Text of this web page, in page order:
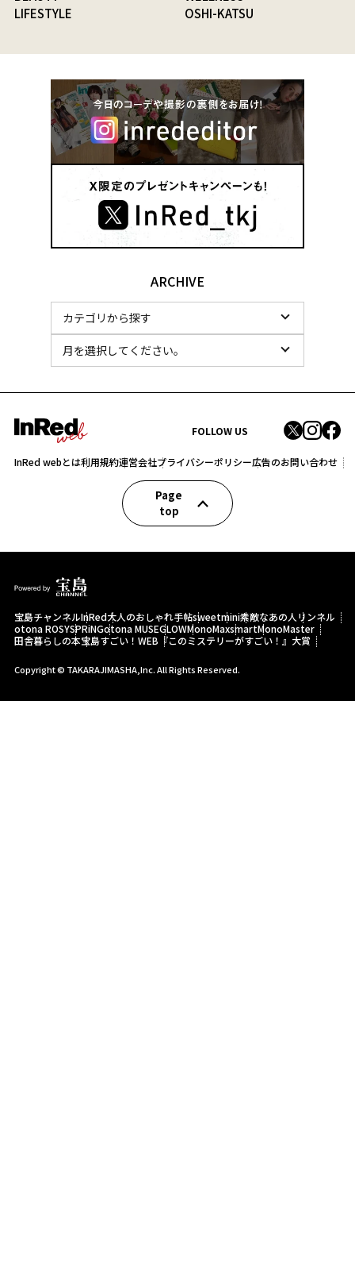
LIFESTYLE
OSHI-KATSU
ARCHIVE
FOLLOW US
InRed webとは利用規約運営会社プライバシーポリシー広告のお問い合わせ
Page
top
宝島チャンネルInRed大人のおしゃれ手帖sweetmini素敵なあの人 リンネル
otona ROSYSPRiNGotona MUSEGLOWMonoMaxsmartMonoMaster
田舎暮らしの本宝島すごい！WEB 『このミステリーがすごい！』大賞
Copyright © TAKARAJIMASHA,Inc. All Rights Reserved.